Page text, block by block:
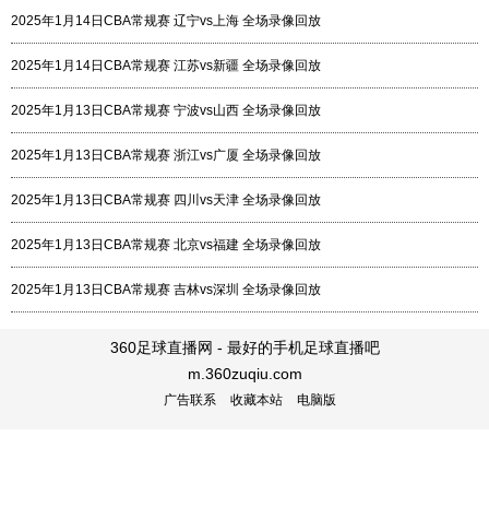
2025年1月14日CBA常规赛 辽宁vs上海 全场录像回放
2025年1月14日CBA常规赛 江苏vs新疆 全场录像回放
2025年1月13日CBA常规赛 宁波vs山西 全场录像回放
2025年1月13日CBA常规赛 浙江vs广厦 全场录像回放
2025年1月13日CBA常规赛 四川vs天津 全场录像回放
2025年1月13日CBA常规赛 北京vs福建 全场录像回放
2025年1月13日CBA常规赛 吉林vs深圳 全场录像回放
360足球直播网 - 最好的手机足球直播吧
m.360zuqiu.com
广告联系 收藏本站 电脑版